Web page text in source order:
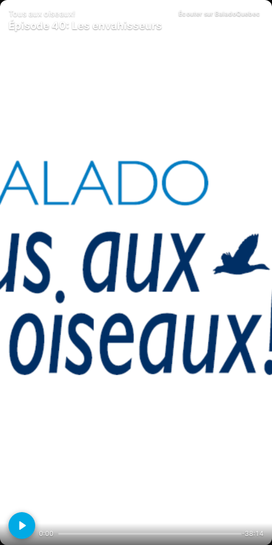
Tous aux oiseaux!
Épisode 40: Les envahisseurs
Écouter sur BaladoQuebec
0:00 -38:14